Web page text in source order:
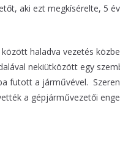
aki ezt megkísérelte, 5
haladva vezetés
nekiütközött egy
futott a járművével.
a gépjárművezetői